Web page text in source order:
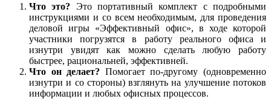
Что это? Это портативный комплект с подробными
инструкциями и со всем необходимым, для проведения
деловой игры «Эффективный офис», в ходе которой
участники погрузятся в работу реального офиса и
изнутри увидят как можно сделать любую работу
быстрее, рациональней, эффективней.
Что он делает? Помогает по-другому (одновременно
изнутри и со стороны) взглянуть на улучшение потоков
информации и любых офисных процессов.